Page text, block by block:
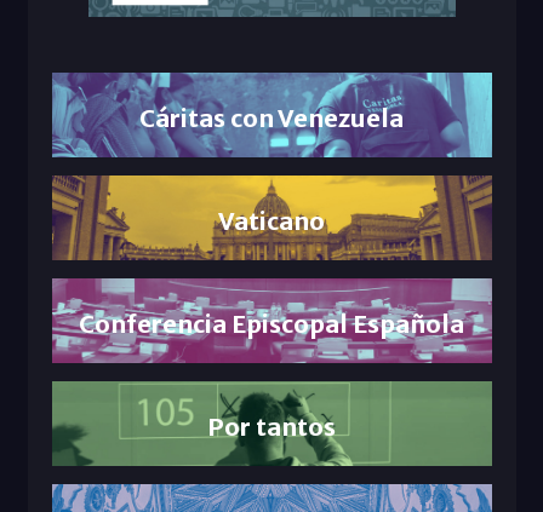
Cáritas con Venezuela
Vaticano
Conferencia Episcopal Española
Por tantos